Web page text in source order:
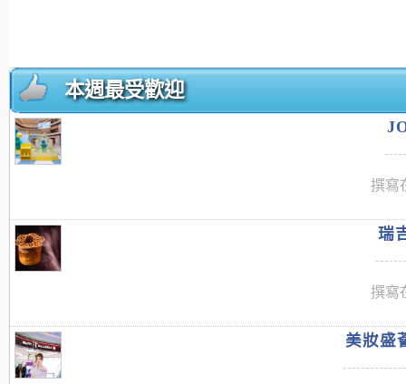
本週最受歡迎
撰寫
瑞
撰寫
美妝盛